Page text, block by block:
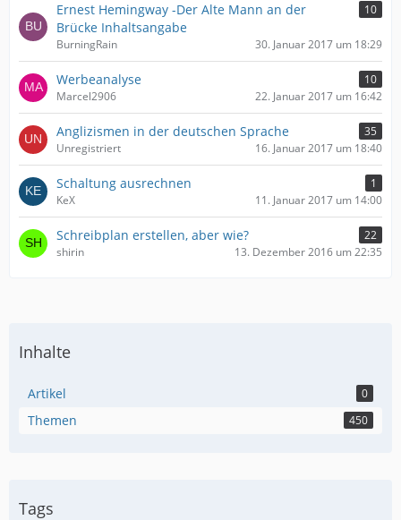
Ernest Hemingway -Der Alte Mann an der
Brücke Inhaltsangabe
10
BurningRain 30. Januar 2017 um 18:29
Werbeanalyse
10
Marcel2906
22. Januar 2017 um 16:42
Anglizismen in der deutschen Sprache
35
Unregistriert
16. Januar 2017 um 18:40
Schaltung ausrechnen
1
KeX
11. Januar 2017 um 14:00
Schreibplan erstellen, aber wie?
22
shirin
13. Dezember 2016 um 22:35
Inhalte
Artikel 0
Themen 450
Tags